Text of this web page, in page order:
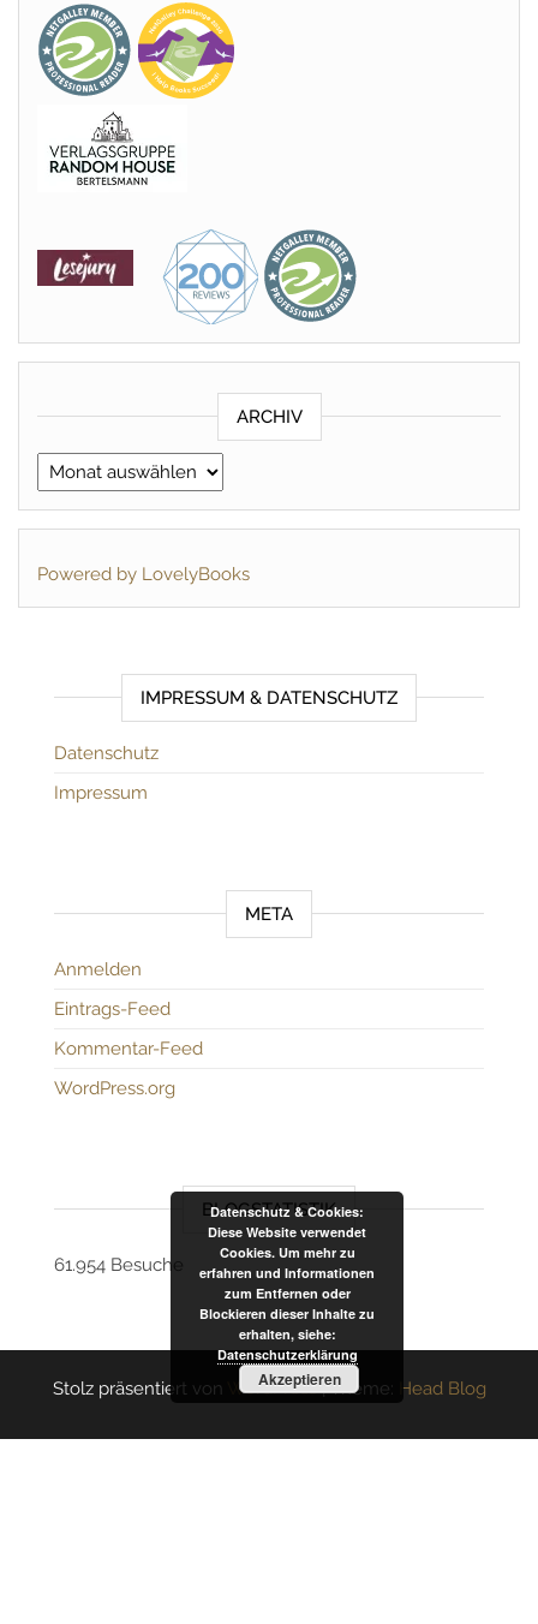
ARCHIV
Archiv
Powered by LovelyBooks
IMPRESSUM & DATENSCHUTZ
Datenschutz
Impressum
META
Anmelden
Eintrags-Feed
Kommentar-Feed
WordPress.org
BLOGSTATISTIK
61.954 Besuche
Stolz präsentiert von WordPress |Theme: Head Blog
Datenschutz & Cookies:
Diese Website verwendet
Cookies. Um mehr zu
erfahren und Informationen
zum Entfernen oder
Blockieren dieser Inhalte zu
erhalten, siehe:
Datenschutzerklärung
Akzeptieren